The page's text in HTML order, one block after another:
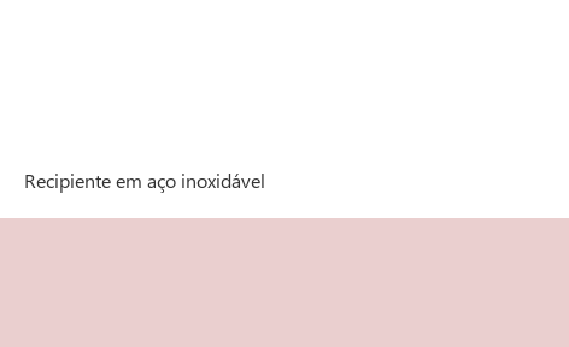
Recipiente em aço inoxidável